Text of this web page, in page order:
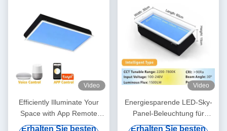
Video
Efficiently Illuminate Your
Space with App Remote
Control Artificial Sky Light
Erhalten Sie besten
Video
Energiesparende LED-Sky-
Panel-Beleuchtung für
Decken, Reservehöhe 300
Erhalten Sie besten